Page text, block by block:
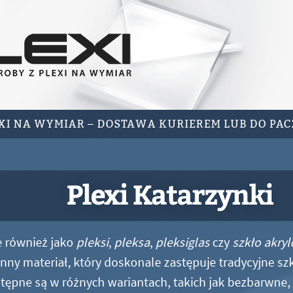
NA WYMIAR – DOSTAWA KURIEREM LUB DO
Plexi Katarzynki
również jako pleksi, pleksa, pleksiglasczy szkło
materiał, który doskonale zastępuje tradycyjne
są w różnych wariantach, takich jak